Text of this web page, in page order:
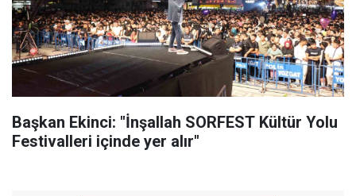
Başkan Ekinci: "İnşallah SORFEST Kültür Yolu
Festivalleri içinde yer alır"